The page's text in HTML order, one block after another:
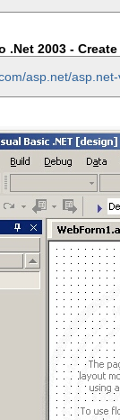
.Net 2003 -
asp.net/